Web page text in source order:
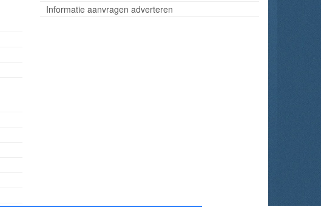
Informatie aanvragen adverteren